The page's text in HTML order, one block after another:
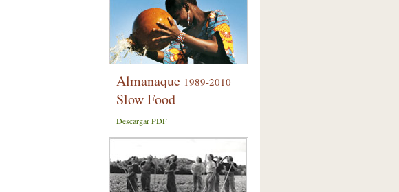
Almanaque 1989-2010
Slow Food
Descargar PDF